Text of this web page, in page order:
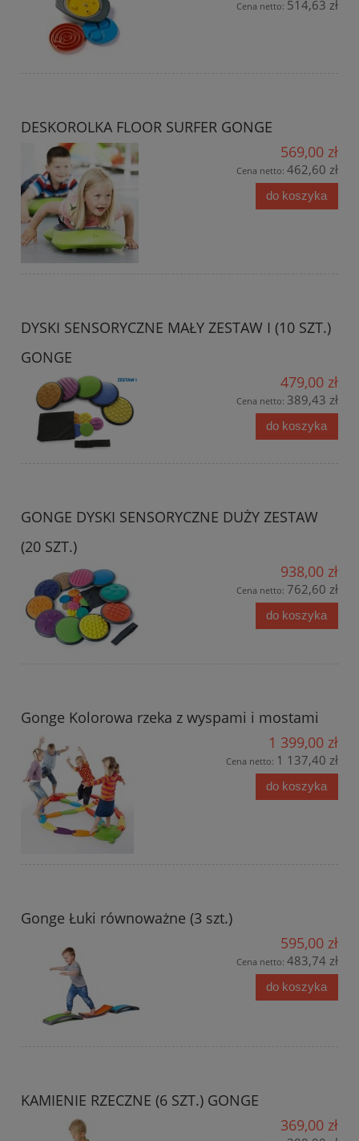
Cena netto: 514,63 zł
DESKOROLKA FLOOR SURFER GONGE
569,00 zł
Cena netto: 462,60 zł
do koszyka
DYSKI SENSORYCZNE MAŁY ZESTAW I (10 SZT.)
GONGE
479,00 zł
Cena netto: 389,43 zł
do koszyka
GONGE DYSKI SENSORYCZNE DUŻY ZESTAW
(20 SZT.)
938,00 zł
Cena netto: 762,60 zł
do koszyka
Gonge Kolorowa rzeka z wyspami i mostami
1 399,00 zł
Cena netto: 1 137,40 zł
do koszyka
Gonge Łuki równoważne (3 szt.)
595,00 zł
Cena netto: 483,74 zł
do koszyka
KAMIENIE RZECZNE (6 SZT.) GONGE
369,00 zł